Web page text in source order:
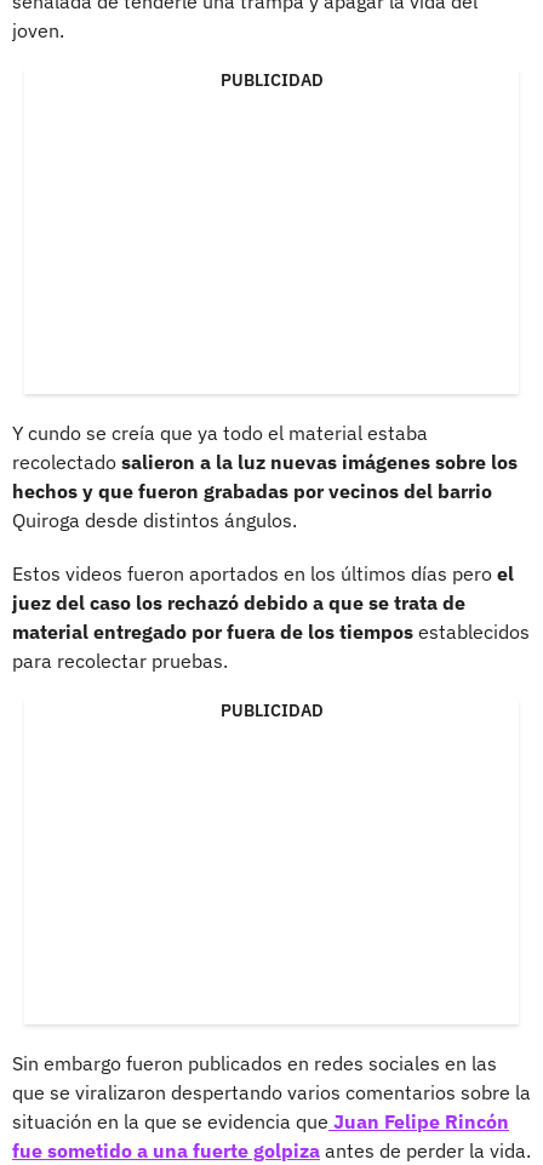
joven.
PUBLICIDAD
Y cundo se creía que ya todo el material estaba
recolectado salieron a la luz nuevas imágenes sobre los
hechos y que fueron grabadas por vecinos del barrio
Quiroga desde distintos ángulos.
Estos videos fueron aportados en los últimos días pero el
juez del caso los rechazó debido a que se trata de
material entregado por fuera de los tiempos establecidos
para recolectar pruebas.
PUBLICIDAD
Sin embargo fueron publicados en redes sociales en las
que se viralizaron despertando varios comentarios sobre la
situación en la que se evidencia que Juan Felipe Rincón
fue sometido a una fuerte golpiza antes de perder la vida.